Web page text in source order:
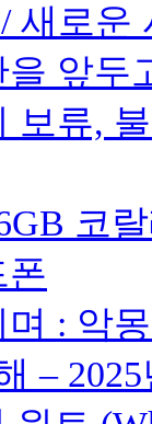
새로운
앞두
보류,
코
폰
며 : 악
–